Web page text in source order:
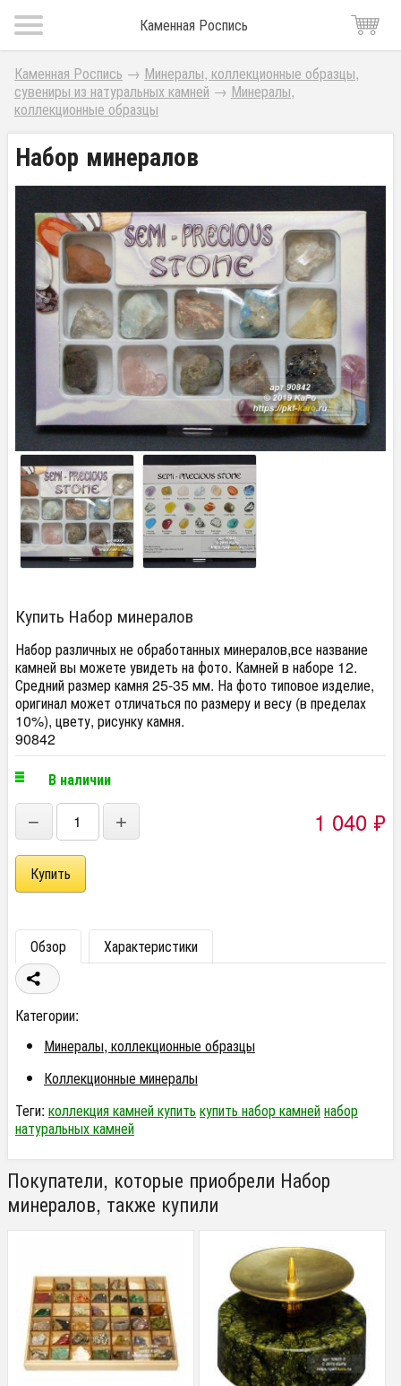
Каменная Роспись
Каменная Роспись → Минералы, коллекционные образцы,
сувениры из натуральных камней → Минералы,
коллекционные образцы
Набор минералов
Купить Набор минералов
Набор различных не обработанных минералов,все название
камней вы можете увидеть на фото. Камней в наборе 12.
Средний размер камня 25-35 мм. На фото типовое изделие,
оригинал может отличаться по размеру и весу (в пределах
10%), цвету, рисунку камня.
90842
В наличии
− + 1 040 ₽
Обзор Характеристики
Категории:
Минералы, коллекционные образцы
Коллекционные минералы
Теги: коллекция камней купить купить набор камнейнабор
натуральных камней
Покупатели, которые приобрели Набор
минералов, также купили